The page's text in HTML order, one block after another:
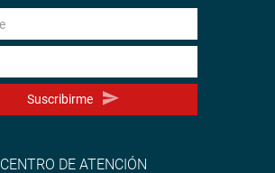
Suscribirme
CENTRO DE ATENCIÓN